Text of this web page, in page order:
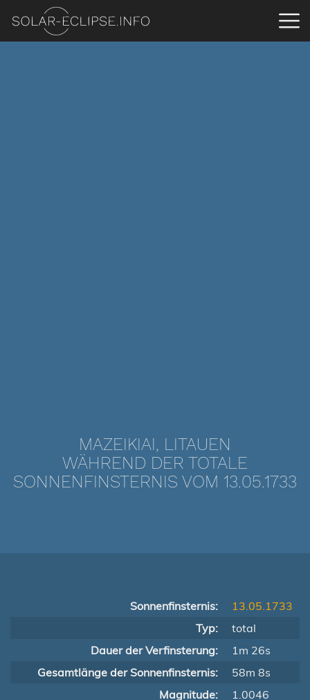
MAZEIKIAI, LITAUEN
WÄHREND DER TOTALE
SONNENFINSTERNIS VOM 13.05.1733
Sonnenfinsternis:
13.05.1733
Typ:
total
Dauer der Verfinsterung:
1m 26s
Gesamtlänge der Sonnenfinsternis:
58m 8s
Magnitude:
1.0046